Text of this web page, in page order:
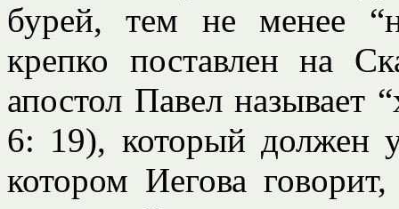
бурей, тем не менее
крепко поставлен на
апостол Павел
6: 19), который должен
котором Иегова